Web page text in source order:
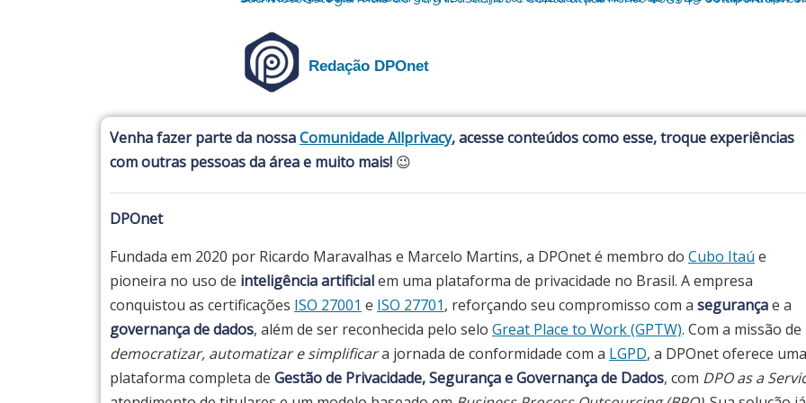
Redação DPOnet
Venha fazer parte da nossaComunidade Allprivacy, acesse conteúdos como esse, troque experiências
com outras pessoas da área e muito mais! 😉
DPOnet
Fundada em 2020 por Ricardo Maravalhas e Marcelo Martins, a DPOnet é membro do Cubo Itaú e
pioneira no uso de inteligência artificialem uma plataforma de privacidade no Brasil. A empresa
conquistou as certificações ISO 27001 e ISO 27701, reforçando seu compromisso com a segurançae a
governança de dados, além de ser reconhecida pelo selo Great Place to Work (GPTW). Com a missão de
democratizar, automatizar e simplificara jornada de conformidade com a LGPD, a DPOnet oferece uma
plataforma completa de Gestão de Privacidade, Segurança e Governança de Dados, com DPO as a